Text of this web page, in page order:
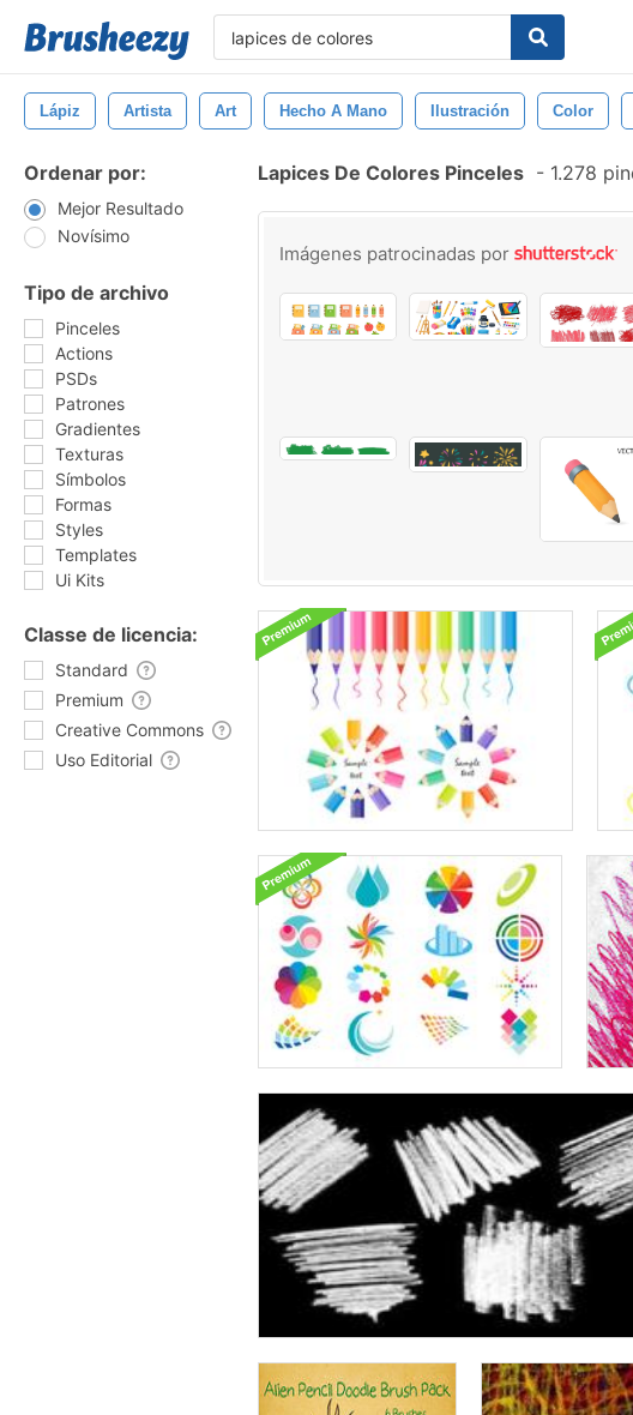
Lápiz Artista Art Hecho A Mano Ilustración Color
Ordenar por:
Mejor Resultado
Novísimo
Tipo de archivo
Pinceles
Actions
PSDs
Patrones
Gradientes
Texturas
Símbolos
Formas
Styles
Templates
Ui Kits
Classe de licencia:
Standard
Premium
Creative Commons
Uso Editorial
Lapices De Colores Pinceles - 1.278
Imágenes patrocinadas por